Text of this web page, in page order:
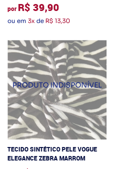
por R$ 39,90
ou em 3x de R$ 13,30
TECIDO SINTÉTICO PELE VOGUE
ELEGANCE ZEBRA MARROM